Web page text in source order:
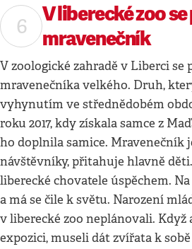
V liberecké zoo
mravenečník
V zoologické zahradě v Liberci se
mravenečníka velkého. Druh,
vyhynutím ve střednědobém
roku 2017, kdy získala samce z
ho doplnila samice. Mravenečník
návštěvníky, přitahuje hlavně
liberecké chovatele úspěchem.
a má se čile k světu. Narození
v liberecké zoo neplánovali.
expozici, museli dát zvířata k